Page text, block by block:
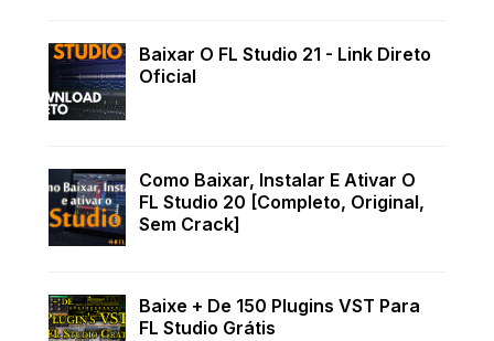
Baixar O FL Studio 21 - Link Direto
Oficial
Como Baixar, Instalar E Ativar O
FL Studio 20 [Completo, Original,
Sem Crack]
Baixe + De 150 Plugins VST Para
FL Studio Grátis